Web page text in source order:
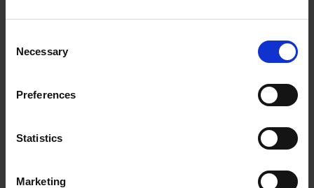
Selection
Necessary
Preferences
Statistics
Marketing
ważne? Możesz w ten sposób ocenićjakie strategie
i czy w ogóle mają szansę
na powodzenie – być może dany obszar nie jest
utrudnić Ci rozwój szkoły językowej.
Czy masz znajomości/bazę
klientów na tym obszarze?
To też wpłynie na potencjał